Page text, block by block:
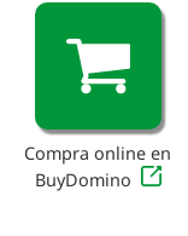
Compra online en
BuyDomino